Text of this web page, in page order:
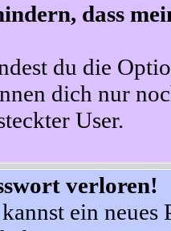
dass
du die
dich nur
User.
verloren!
ein neues